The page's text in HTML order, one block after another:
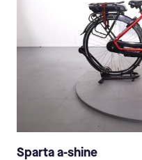
Sparta a-shine